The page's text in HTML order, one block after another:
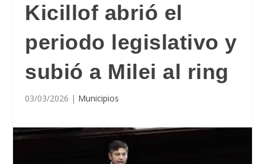
Kicillof abrió el
periodo legislativo y
subió a Milei al ring
03/03/2026 | Municipios